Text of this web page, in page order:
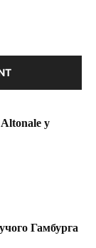
у
Гамбурга